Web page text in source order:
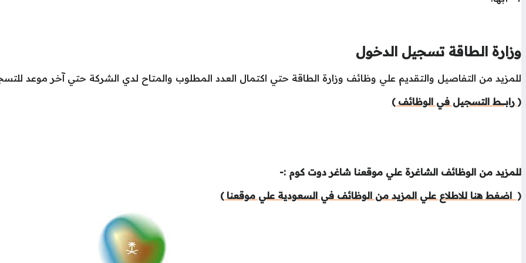
وزارة الطاقة تسجيل الدخول
للمزيد من التفاصيل والتقديم علي وظائف وزارة الطاقة حتي اكتمال العدد المطلوب والمتاح لدي الشركة حتي آخر موعد
( رابـــــــط التسجيل في الوظائف )
للمزيد من الوظائف الشاغرة علي موقعنا شاغر دوت كوم :-
( اضغط هنا للاطلاع علي المزيد من الوظائف في السعودية علي موقعنا )